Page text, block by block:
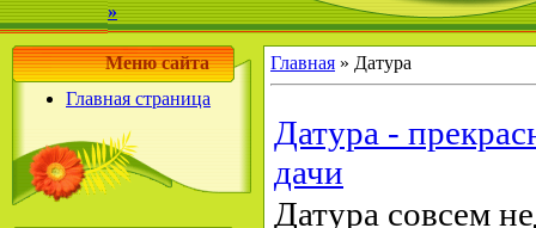
»
Меню сайта
Главная страница
Главная » Датура
Датура -
дачи
Датура совсем